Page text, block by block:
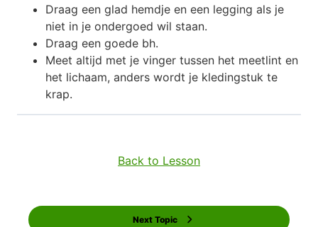
Draag een glad hemdje en een legging als je
niet in je ondergoed wil staan.
Draag een goede bh.
Meet altijd met je vinger tussen het meetlint en
het lichaam, anders wordt je kledingstuk te
krap.
Back to Lesson
Next Topic